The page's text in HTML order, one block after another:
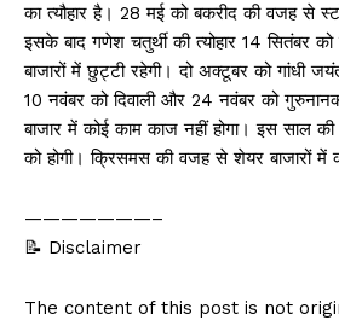
का त्यौहार है। 28 मई को बकरीद की वजह से
इसके बाद गणेश चतुर्थी की त्योहार 14 सितंबर
बाजारों में छुट्टी रहेगी। दो अक्टूबर को गांधी
10 नवंबर को दिवाली और 24 नवंबर को
बाजार में कोई काम काज नहीं होगा। इस साल
को होगी। क्रिसमस की वजह से शेयर बाजारों में
———————–
📝 Disclaimer
The content of this post is not